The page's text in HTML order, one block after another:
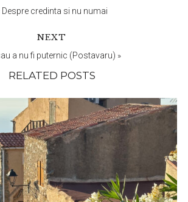
Despre credinta si nu numai
NEXT
a nu fi puternic (Postavaru) »
RELATED POSTS